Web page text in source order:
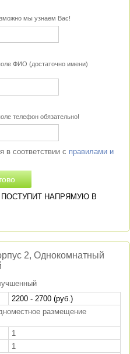
мы узнаем Вас!
ФИО (достаточно имени)
телефон обязательно!
в соответствии с правилами и
НАПРЯМУЮ В
2, Однокомнатный
2200 - 2700 (руб.)
размещение
1
1